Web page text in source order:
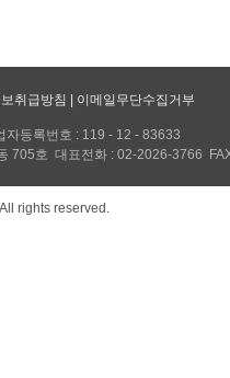
취급방침 이메일무단수집거부
등록번호 : 119 - 12 - 83633
705호 대표전화 : 02-2026-3766
rights reserved.